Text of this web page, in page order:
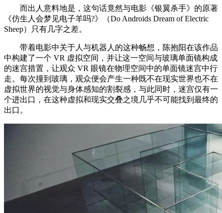
而出人意料地是，这句话竟然与电影《银翼杀手》的原著
《仿生人会梦见电子羊吗?》（Do Androids Dream of Electric
Sheep）只有几字之差。
带着电影中关于人与机器人的这种畅想，陈抱阳在该作品
中构建了一个 VR 虚拟空间，并让这一空间与玻璃单面镜构成
的迷宫措置，让观众 VR 眼镜在物理空间中的单面镜迷宫中行
走。每次撞到玻璃，观众便会产生一种既不在现实世界也不在
虚拟世界的视觉与身体感知的割裂感，与此同时，迷宫仅有一
个进出口，在这种虚拟和现实交叠之境几乎不可能找到最终的
出口。